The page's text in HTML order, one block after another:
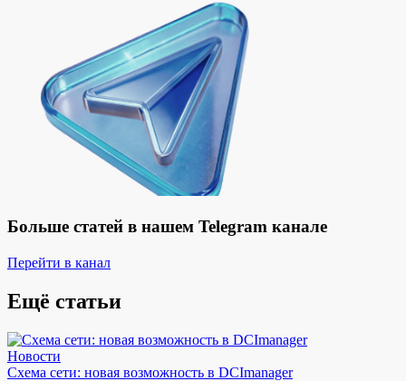
Больше статей в нашем Telegram канале
Перейти в канал
Ещё статьи
Новости
Схема сети: новая возможность в DCImanager